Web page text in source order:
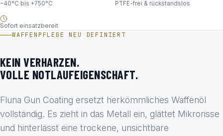
−40°C bis +750°C PTFE-frei & rückstandslos
Sofort einsatzbereit
WAFFENPFLEGE NEU DEFINIERT
KEIN VERHARZEN.
VOLLE NOTLAUFEIGENSCHAFT.
Fluna Gun Coating ersetzt herkömmliches Waffenöl
vollständig. Es zieht in das Metall ein, glättet Mikrorisse
und hinterlässt eine trockene, unsichtbare